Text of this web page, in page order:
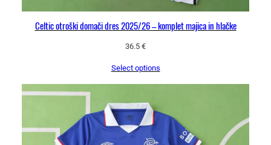
Celtic otroški domači dres 2025/26 – komplet majica in hlačke
36.5 €
Select options